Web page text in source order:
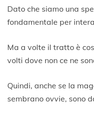
Dato che siamo una
fondamentale per
Ma a volte il tratto è
volti dove non ce ne
Quindi, anche se la
sembrano ovvie, sono